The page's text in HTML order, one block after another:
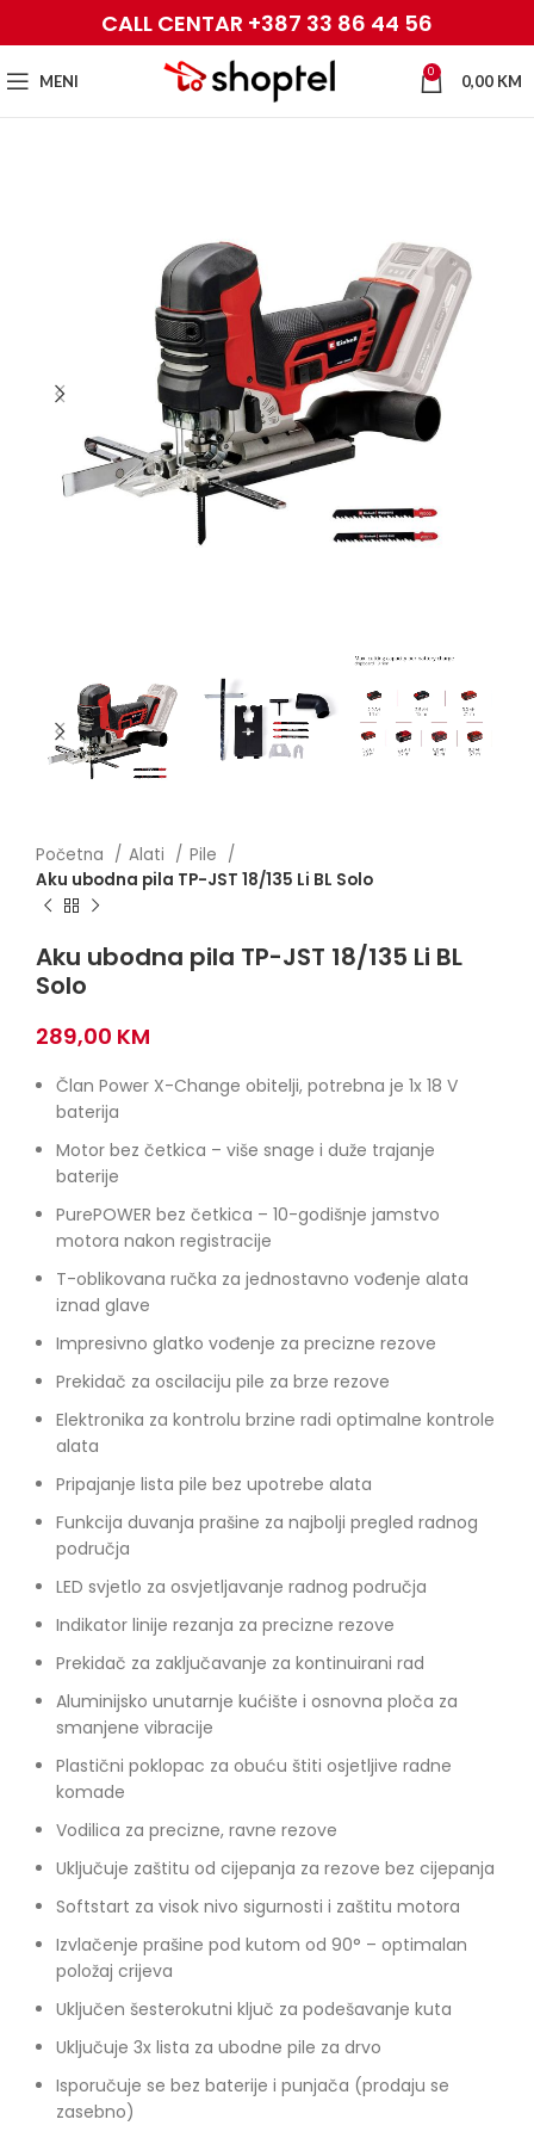
CALL CENTAR +387 33 86 44 56
MENI 0 0,00 KM
Početna Alati
Pile
Aku ubodna pila TP-JST 18/135 Li BL Solo
Aku ubodna pila TP-JST 18/135 Li BL
Solo
289,00 KM
Član Power X-Change obitelji, potrebna je 1x 18 V
baterija
Motor bez četkica – više snage i duže trajanje
baterije
PurePOWER bez četkica – 10-godišnje jamstvo
motora nakon registracije
T-oblikovana ručka za jednostavno vođenje alata
iznad glave
Impresivno glatko vođenje za precizne rezove
Prekidač za oscilaciju pile za brze rezove
Elektronika za kontrolu brzine radi optimalne kontrole
alata
Pripajanje lista pile bez upotrebe alata
Funkcija duvanja prašine za najbolji pregled radnog
područja
LED svjetlo za osvjetljavanje radnog područja
Indikator linije rezanja za precizne rezove
Prekidač za zaključavanje za kontinuirani rad
Aluminijsko unutarnje kućište i osnovna ploča za
smanjene vibracije
Plastični poklopac za obuću štiti osjetljive radne
komade
Vodilica za precizne, ravne rezove
Uključuje zaštitu od cijepanja za rezove bez cijepanja
Softstart za visok nivo sigurnosti i zaštitu motora
Izvlačenje prašine pod kutom od 90° – optimalan
položaj crijeva
Uključen šesterokutni ključ za podešavanje kuta
Uključuje 3x lista za ubodne pile za drvo
Isporučuje se bez baterije i punjača (prodaju se
zasebno)